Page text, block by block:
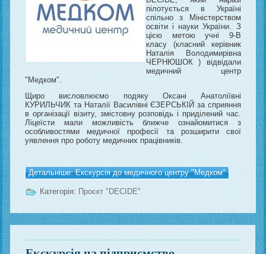
пілотується в Україні
спільно з Міністерством
освіти і науки України. З
цією метою учні 9-В
класу (класний керівник
Наталія Володимирівна
ЧЕРНЮШОК ) відвідали
медичний центр
"Медком".
Щиро висловлюємо подяку Оксані Анатоліївні
КУРИЛЬЧИК та Наталії Василівні ЄЗЕРСЬКІЙ за сприяння
в організації візиту, змістовну розповідь і приділений час.
Ліцеїсти мали можливість ближче ознайомитися з
особливостями медичної професії та розширити свої
уявлення про роботу медичних працівників.
Детальніше: Екскурсія до медичного центру "Медком"
Категорія: Проєкт "DECIDE"